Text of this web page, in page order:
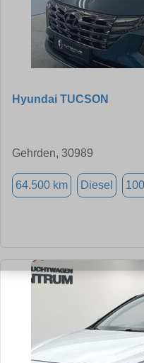
Hyundai TUCSON
Gehrden, 30989
64.500 km Diesel